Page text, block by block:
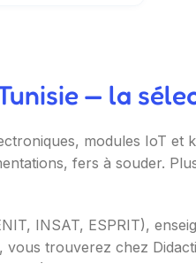
— la
modules IoT
fers à souder.
INSAT, ESPRIT),
trouverez chez